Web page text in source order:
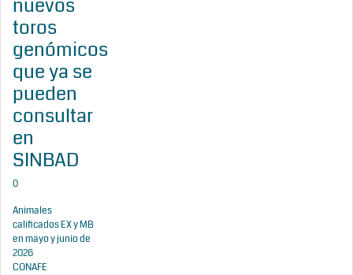
nuevos
toros
genómicos
que ya se
pueden
consultar
en
SINBAD
0
Animales
calificados EX y MB
en mayo y junio de
2026
CONAFE